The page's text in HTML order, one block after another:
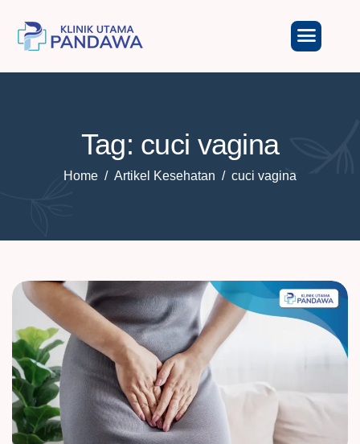
Tag: cuci vagina
Home Artikel Kesehatan cuci vagina